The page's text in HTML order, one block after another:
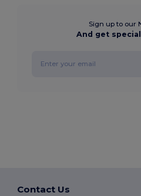
Sign up to our
And get
Contact Us